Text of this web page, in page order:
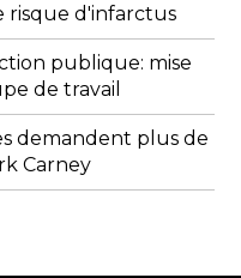
risque d'infarctus
publique: mise
de travail
demandent plus de
Carney